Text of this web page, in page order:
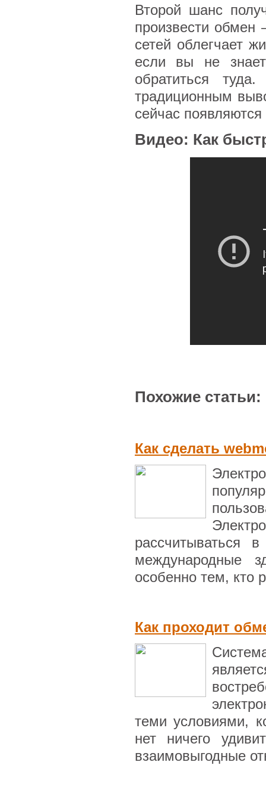
Второй шанс
произвести обмен
сетей облегчает
если вы не
обратиться
традиционным
сейчас
Видео: Как
Похожие статьи:
Как сделать
рассчитываться
международные
особенно тем, кто
Как проходит
теми условиями,
нет ничего
взаимовыгодные